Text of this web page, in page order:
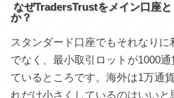
なぜTradersTrustをメイン口座
か？
スタンダード口座でもそれなり
でなく、最小取引ロットが1000
ているところです。海外は1万通
れだけ小さくしているのはいいと